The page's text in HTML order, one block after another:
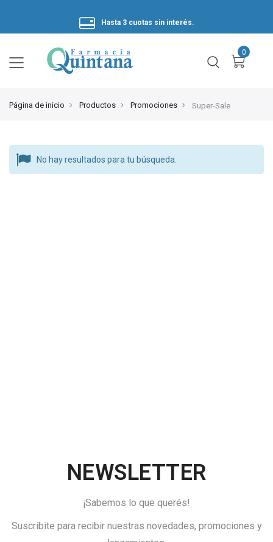
Hasta 3 cuotas sin interés.
Página de inicio Productos Promociones Super-Sale
No hay resultados para tu búsqueda.
NEWSLETTER
¡Sabemos lo que querés!
Suscribite para recibir nuestras novedades, promociones y